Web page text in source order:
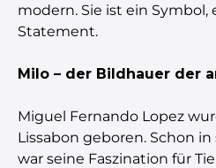
modern. Sie ist ein Symbol,
Statement.
Milo – der Bildhauer der
Miguel Fernando Lopez
Lissabon geboren. Schon
war seine Faszination für